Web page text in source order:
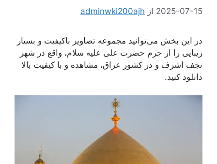
2025-07-15 از adminwki200ajh
در این بخش می‌توانید مجموعه تصاویر باکیفیت و بسیار
زیبایی را از حرم حضرت علی علیه سلام، واقع در شهر
نجف اشرف و در کشور عراق، مشاهده و با کیفیت بالا
دانلود کنید.